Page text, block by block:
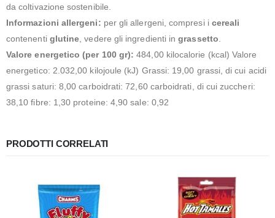
da coltivazione sostenibile.
Informazioni allergeni: per gli allergeni, compresi i cereali
contenenti glutine , vedere gli ingredienti ingrassetto
Valore energetico (per 100 gr): 484,00 kilocalorie (kcal) Valore
energetico: 2.032,00 kilojoule (kJ) Grassi: 19,00 grassi, di cui acidi
grassi saturi: 8,00 carboidrati: 72,60 carboidrati, di cui zuccheri:
38,10 fibre: 1,30 proteine: 4,90 sale: 0,92
PRODOTTI CORRELATI